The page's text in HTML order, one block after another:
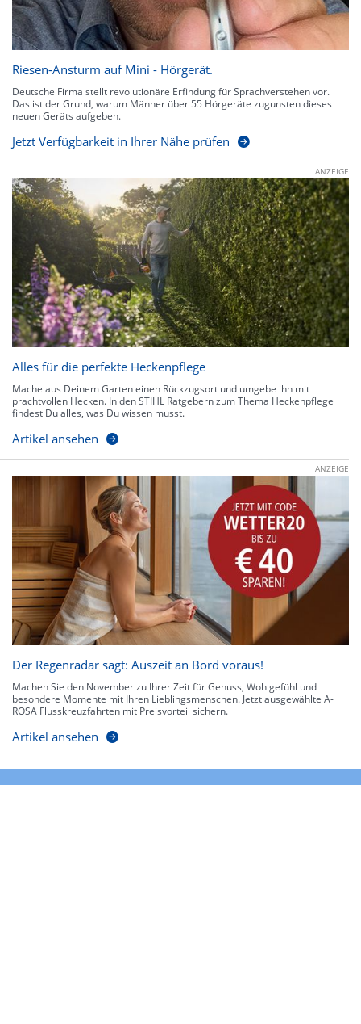
Riesen-Ansturm auf Mini - Hörgerät.
Deutsche Firma stellt revolutionäre Erfindung für Sprachverstehen vor.
Das ist der Grund, warum Männer über 55 Hörgeräte zugunsten dieses
neuen Geräts aufgeben.
Jetzt Verfügbarkeit in Ihrer Nähe prüfen
ANZEIGE
Alles für die perfekte Heckenpflege
Mache aus Deinem Garten einen Rückzugsort und umgebe ihn mit
prachtvollen Hecken. In den STIHL Ratgebern zum Thema Heckenpflege
findest Du alles, was Du wissen musst.
Artikel ansehen
ANZEIGE
Der Regenradar sagt: Auszeit an Bord voraus!
Machen Sie den November zu Ihrer Zeit für Genuss, Wohlgefühl und
besondere Momente mit Ihren Lieblingsmenschen. Jetzt ausgewählte A-
ROSA Flusskreuzfahrten mit Preisvorteil sichern.
Artikel ansehen